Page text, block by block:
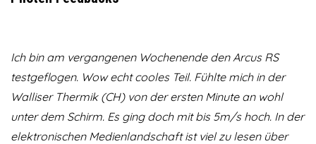
Ich bin am vergangenen Wochenende den Arcus RS
testgeflogen. Wow echt cooles Teil. Fühlte mich in der
Walliser Thermik (CH) von der ersten Minute an wohl
unter dem Schirm. Es ging doch mit bis 5m/s hoch. In der
elektronischen Medienlandschaft ist viel zu lesen über